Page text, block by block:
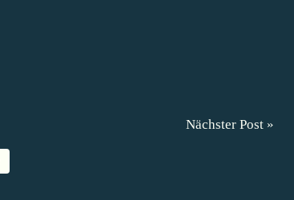
Nächster Post »